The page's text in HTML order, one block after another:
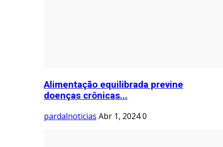
Alimentação equilibrada previne
doenças crônicas...
pardalnoticias Abr 1, 20240